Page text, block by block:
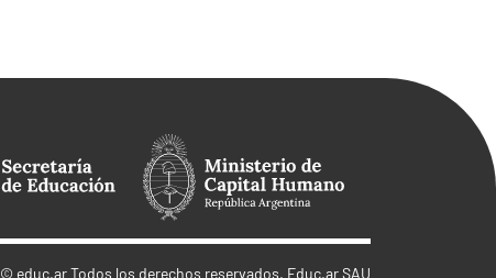
© educ.arTodos los derechos reservados. Educ.ar SAU